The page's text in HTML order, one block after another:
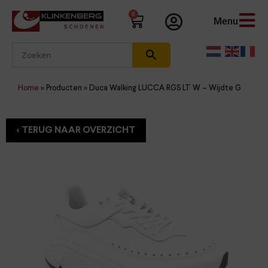
0
Menu
Home » Producten » Duca Walking LUCCA RGS LT W – Wijdte G